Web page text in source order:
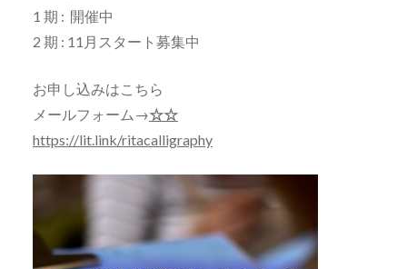
1 期 : 開催中
2 期 : 11月スタート募集中
お申し込みはこちら
メールフォーム→☆☆
https://lit.link/ritacalligraphy